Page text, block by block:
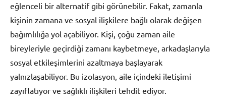
eğlenceli bir alternatif gibi görünebilir. Fakat, zamanla
kişinin zamana ve sosyal ilişkilere bağlı olarak değişen
bağımlılığa yol açabiliyor. Kişi, çoğu zaman aile
bireyleriyle geçirdiği zamanı kaybetmeye, arkadaşlarıyla
sosyal etkileşimlerini azaltmaya başlayarak
yalnızlaşabiliyor. Bu izolasyon, aile içindeki iletişimi
zayıflatıyor ve sağlıklı ilişkileri tehdit ediyor.